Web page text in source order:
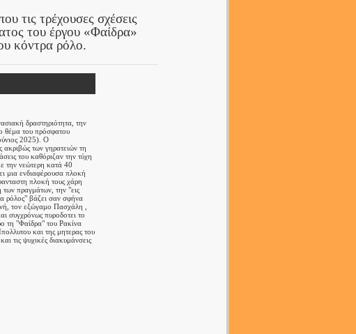
τις τρέχουσες σχέσεις
του έργου «Φαίδρα»
κόντρα ρόλο.
δραστηριότητα, την
θέμα του πρόσφατου
2025). Ο
ακριβώς των γηρατειών τη
του καθόριζαν την τύχη
την νεώτερη κατά 40
μια ενδιαφέρουσα πλοκή
πλοκή τους χάρη
των πραγμάτων, την "εις
ρόλος" βάζει σαν σφήνα
τον εξώγαμο Πασχάλη ,
συγχρόνως πυροδοτει το
τη "Φαίδρα" του Ρακίνα
και της μητερας του
τις ψυχικές διακυμάνσεις